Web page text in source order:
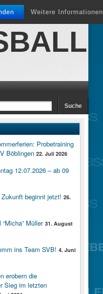
Weitere Informationen
Probetraining
Böblingen 22. Juli 2026
12.07.2026 – ab 09
beginnt jetzt! 26.
Müller 31. August
ins Team SVB! 4. Juni
erobern die
Sieg im letzten